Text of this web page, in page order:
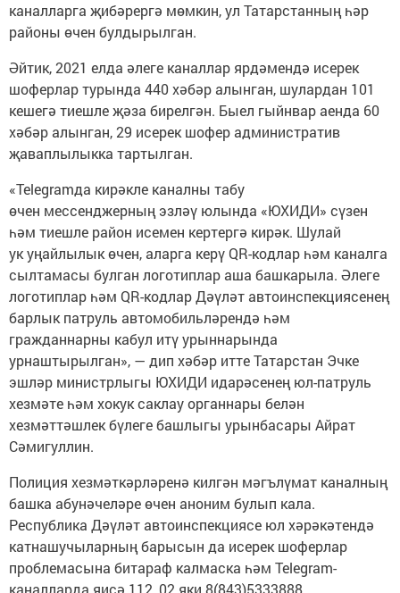
каналларга җибәрергә мөмкин, ул Татарстанның һәр
районы өчен булдырылган.
Әйтик, 2021 елда әлеге каналлар ярдәмендә исерек
шоферлар турында 440 хәбәр алынган, шулардан 101
кешегә тиешле җәза бирелгән. Быел гыйнвар аенда 60
хәбәр алынган, 29 исерек шофер административ
җаваплылыкка тартылган.
«Telegramда кирәкле каналны табу
өчен мессенджерның эзләү юлында «ЮХИДИ» сүзен
һәм тиешле район исемен кертергә кирәк. Шулай
ук уңайлылык өчен, аларга керү QR-кодлар һәм каналга
сылтамасы булган логотиплар аша башкарыла. Әлеге
логотиплар һәм QR-кодлар Дәүләт автоинспекциясенең
барлык патруль автомобильләрендә һәм
гражданнарны кабул итү урыннарында
урнаштырылган», — дип хәбәр итте Татарстан Эчке
эшләр министрлыгы ЮХИДИ идарәсенең юл-патруль
хезмәте һәм хокук саклау органнары белән
хезмәттәшлек бүлеге башлыгы урынбасары Айрат
Сәмигуллин.
Полиция хезмәткәрләренә килгән мәгълүмат каналның
башка абунәчеләре өчен аноним булып кала.
Республика Дәүләт автоинспекциясе юл хәрәкәтендә
катнашучыларның барысын да исерек шоферлар
проблемасына битараф калмаска һәм Telegram-